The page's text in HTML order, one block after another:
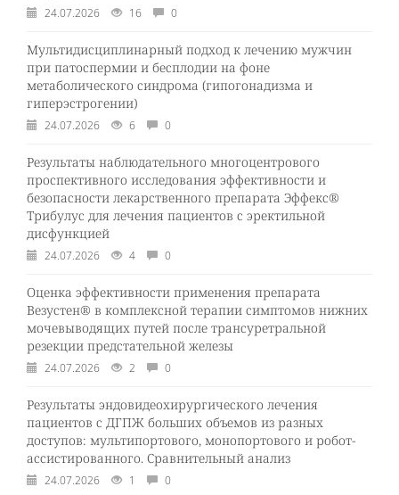
24.07.2026 16 0
Мультидисциплинарный подход к лечению мужчин
при патоспермии и бесплодии на фоне
метаболического синдрома (гипогонадизма и
гиперэстрогении)
24.07.2026 6 0
Результаты наблюдательного многоцентрового
проспективного исследования эффективности и
безопасности лекарственного препарата Эффекс®
Трибулус для лечения пациентов с эректильной
дисфункцией
24.07.2026 4 0
Оценка эффективности применения препарата
Везустен® в комплексной терапии симптомов нижних
мочевыводящих путей после трансуретральной
резекции предстательной железы
24.07.2026 2 0
Результаты эндовидеохирургического лечения
пациентов с ДГПЖ больших объемов из разных
доступов: мультипортового, монопортового и робот-
ассистированного. Сравнительный анализ
24.07.2026 1 0